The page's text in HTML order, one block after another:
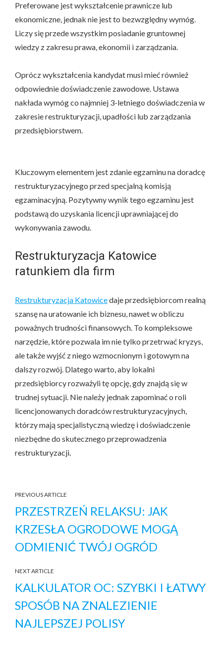
Preferowane jest wykształcenie prawnicze lub
ekonomiczne, jednak nie jest to bezwzględny wymóg.
Liczy się przede wszystkim posiadanie gruntownej
wiedzy z zakresu prawa, ekonomii i zarządzania.
Oprócz wykształcenia kandydat musi mieć również
odpowiednie doświadczenie zawodowe. Ustawa
nakłada wymóg co najmniej 3-letniego doświadczenia w
zakresie restrukturyzacji, upadłości lub zarządzania
przedsiębiorstwem.
Kluczowym elementem jest zdanie egzaminu na doradcę
restrukturyzacyjnego przed specjalną komisją
egzaminacyjną. Pozytywny wynik tego egzaminu jest
podstawą do uzyskania licencji uprawniającej do
wykonywania zawodu.
Restrukturyzacja Katowice
ratunkiem dla firm
Restrukturyzacja Katowicedaje przedsiębiorcom realną
szansę na uratowanie ich biznesu, nawet w obliczu
poważnych trudności finansowych. To kompleksowe
narzędzie, które pozwala im nie tylko przetrwać kryzys,
ale także wyjść z niego wzmocnionym i gotowym na
dalszy rozwój. Dlatego warto, aby lokalni
przedsiębiorcy rozważyli tę opcję, gdy znajdą się w
trudnej sytuacji. Nie należy jednak zapominać o roli
licencjonowanych doradców restrukturyzacyjnych,
którzy mają specjalistyczną wiedzę i doświadczenie
niezbędne do skutecznego przeprowadzenia
restrukturyzacji.
PREVIOUS ARTICLE
PRZESTRZEŃ RELAKSU: JAK
KRZESŁA OGRODOWE MOGĄ
ODMIENIĆ TWÓJ OGRÓD
NEXT ARTICLE
KALKULATOR OC: SZYBKI I ŁATWY
SPOSÓB NA ZNALEZIENIE
NAJLEPSZEJ POLISY